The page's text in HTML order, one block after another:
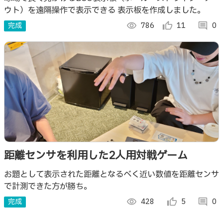
ウト）を遠隔操作で表示できる 表示板を作成しました。
完成 visibility 786 thumb_up_alt 11 comment 0
距離センサを利用した2人用対戦ゲーム
お題として表示された距離となるべく近い数値を距離センサ
で計測できた方が勝ち。
完成 visibility 428 thumb_up_alt 5 comment 0